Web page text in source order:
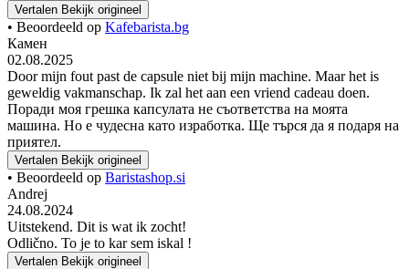
Vertalen Bekijk origineel
• Beoordeeld op Kafebarista.bg
Камен
02.08.2025
Door mijn fout past de capsule niet bij mijn machine. Maar het is
geweldig vakmanschap. Ik zal het aan een vriend cadeau doen.
Поради моя грешка капсулата не съответства на моята
машина. Но е чудесна като изработка. Ще търся да я подаря на
приятел.
Vertalen Bekijk origineel
• Beoordeeld op Baristashop.si
Andrej
24.08.2024
Uitstekend. Dit is wat ik zocht!
Odlično. To je to kar sem iskal !
Vertalen Bekijk origineel